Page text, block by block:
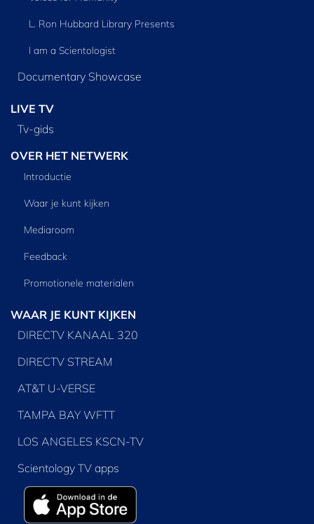
L. Ron Hubbard Library Presents
I am a Scientologist
Documentary Showcase
LIVE TV
Tv‑gids
OVER HET NETWERK
Introductie
Waar je kunt kijken
Mediaroom
Feedback
Promotionele materialen
WAAR JE KUNT KIJKEN
DIRECTV KANAAL 320
DIRECTV STREAM
AT&T U-VERSE
TAMPA BAY WFTT
LOS ANGELES KSCN-TV
Scientology TV apps